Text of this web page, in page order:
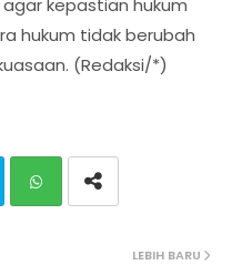
kepastian hukum
hukum tidak berubah
(Redaksi/*)
LEBIH BARU